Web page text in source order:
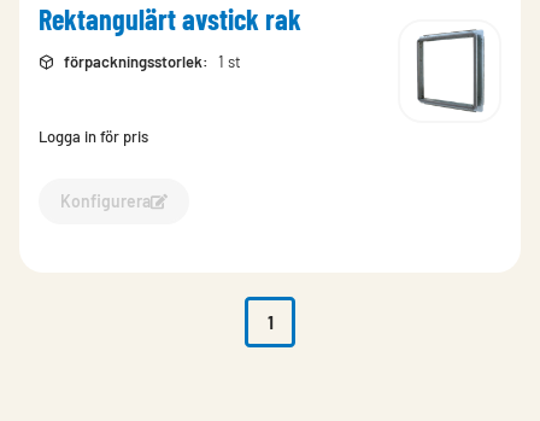
Rektangulärt avstick rak
förpackningsstorlek: 1 st
Logga in för pris
Konfigurera
Konfigurera Rektangulärt avstick rak-989065
1